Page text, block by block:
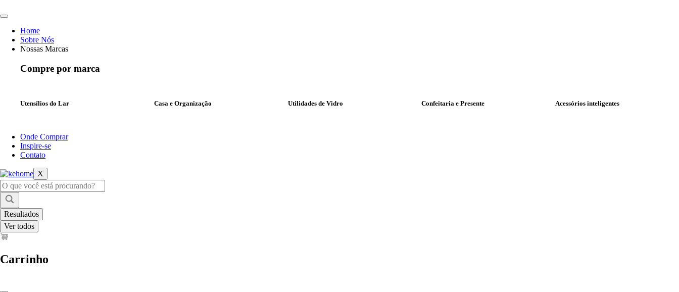
para
conteúdoHome
Sobre Nós
Nossas Marcas
Compre por marca
Utensílios do Lar Casa e Organização Utilidades de Vidro Confeitaria e Presente Acessórios inteligentes
Onde Comprar
Inspire-se
Contato
X
Pesquisar
...
Resultados
Ver todos
Carrinho